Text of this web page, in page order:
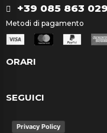
+39 085 863
Metodi di pagamento
ORARI
SEGUICI
Privacy Policy